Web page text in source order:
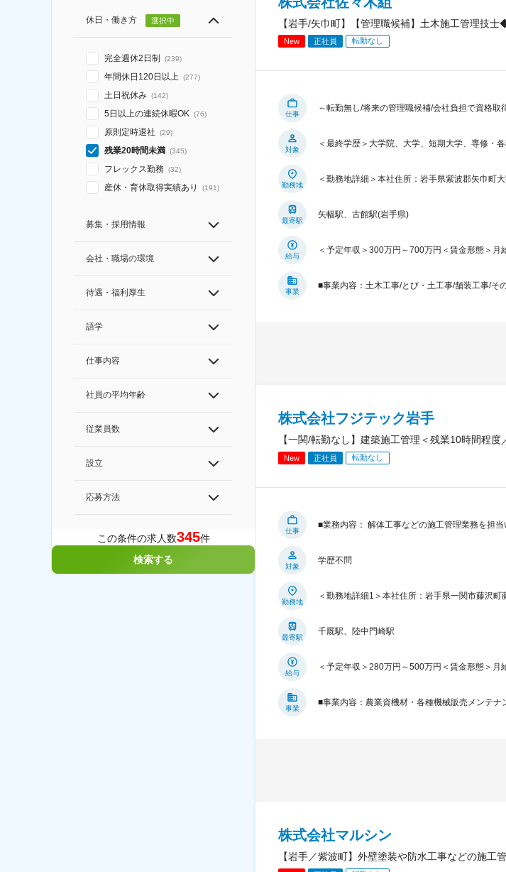
休日・働き方 選択中
完全週休2日制 (239)
年間休日120日以上 (277)
土日祝休み (142)
5日以上の連続休暇OK (76)
原則定時退社 (29)
残業20時間未満 (345)
フレックス勤務 (32)
産休・育休取得実績あり (191)
募集・採用情報
会社・職場の環境
待遇・福利厚生
語学
仕事内容
社員の平均年齢
従業員数
設立
応募方法
この条件の求人数345件
検索する
【岩手/矢巾町】【管理職候補】土木施工管理技
New 正社員 転勤なし
仕事
～転勤無し/将来の管理職候補/会社負担で資格
対象
＜最終学歴＞大学院、大学、短期大学、専修・
勤務地
＜勤務地詳細＞本社住所：岩手県紫波郡矢巾町
最寄駅
矢幅駅、古館駅(岩手県)
給与
＜予定年収＞300万円～700万円＜賃金形態＞
事業
■事業内容：土木工事/とび・土工事/舗装工事/そ
株式会社フジテック岩手
【一関/転勤なし】建築施工管理＜残業10時間程
New 正社員 転勤なし
仕事
■業務内容： 解体工事などの施工管理業務を担
対象
学歴不問
勤務地
＜勤務地詳細1＞本社住所：岩手県一関市藤沢
最寄駅
千厩駅、陸中門崎駅
給与
＜予定年収＞280万円～500万円＜賃金形態＞
事業
■事業内容：農業資機材・各種機械販売メンテ
株式会社マルシン
【岩手／紫波町】外壁塗装や防水工事などの施工